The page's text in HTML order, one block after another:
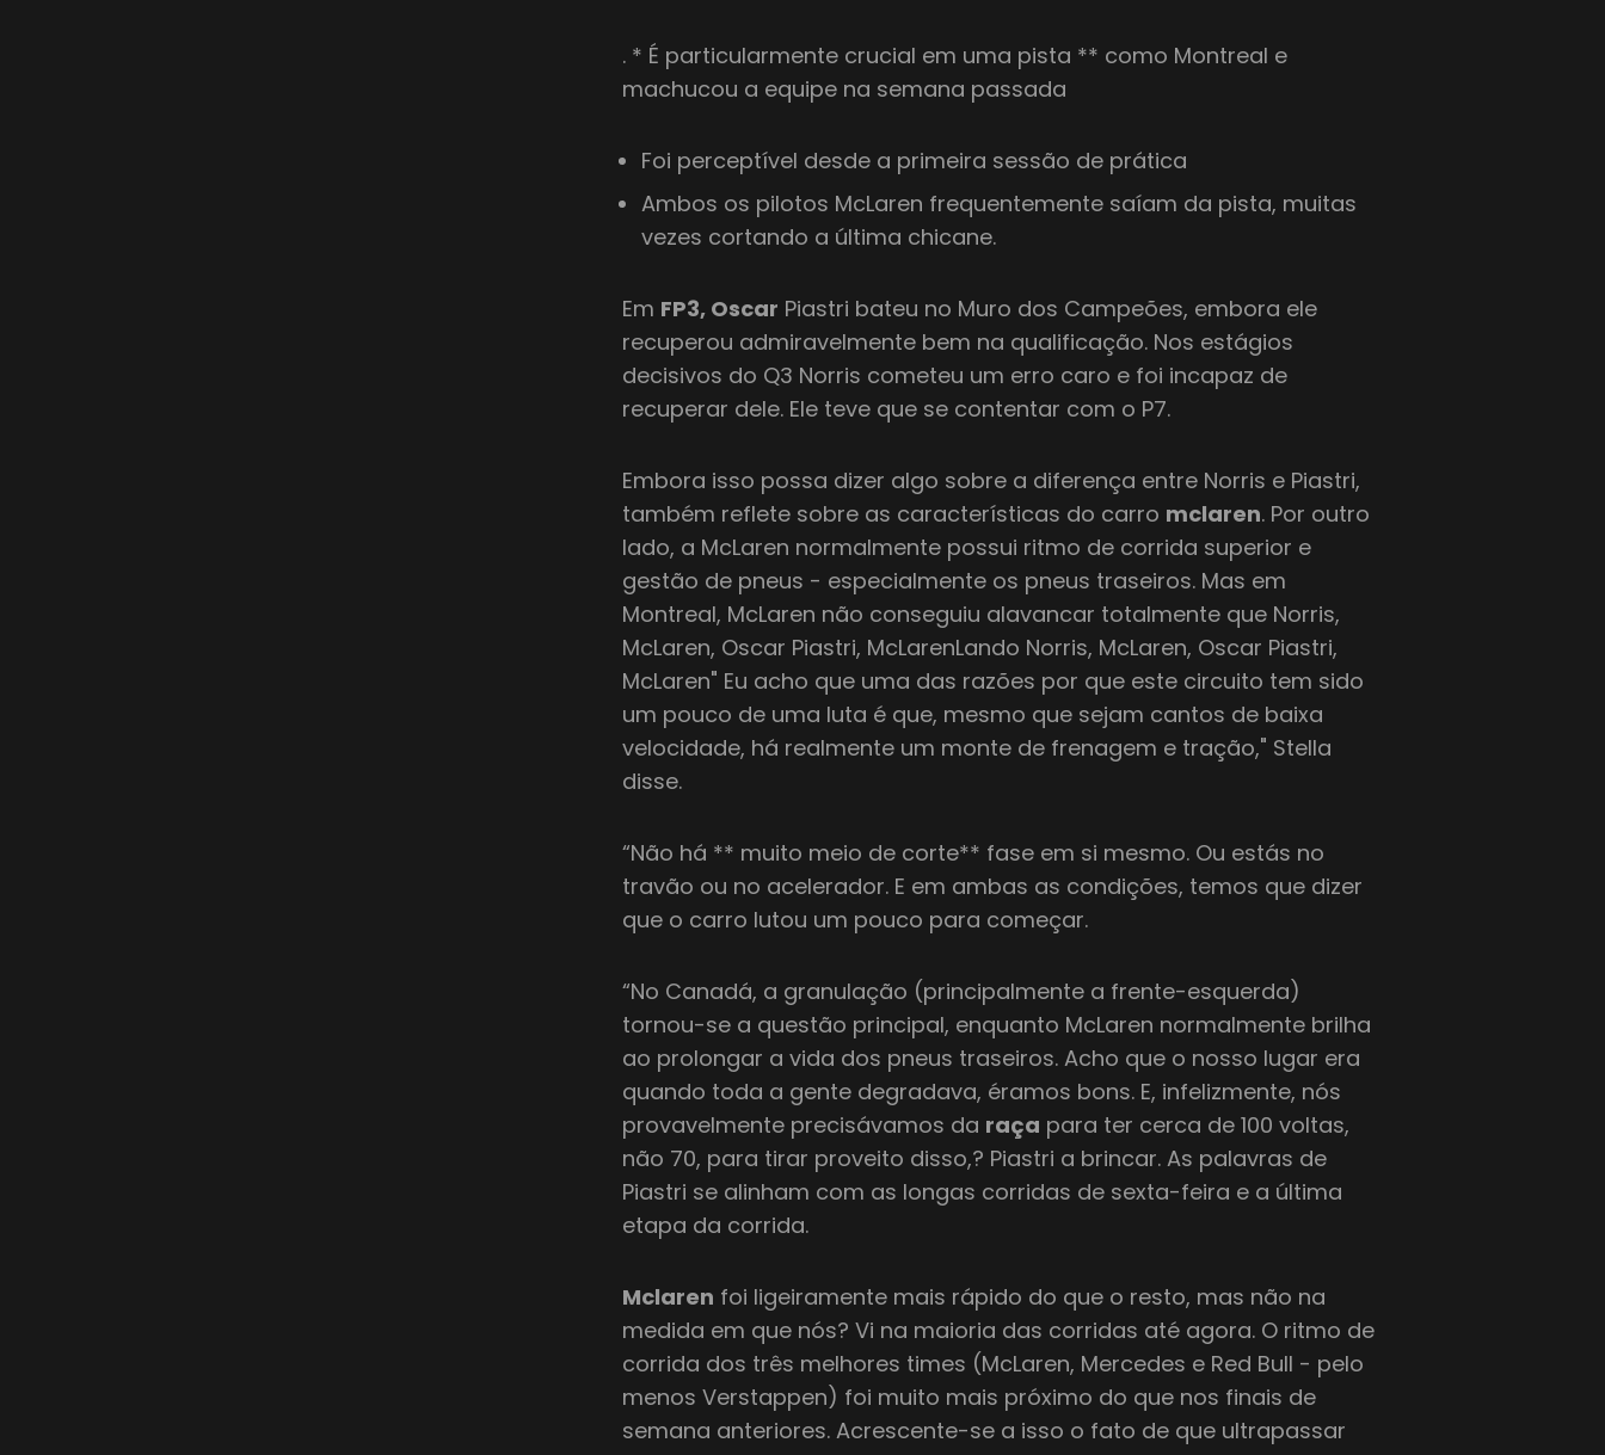
. * É particularmente crucial em uma pista ** como Montreal e
machucou a equipe na semana passada
Foi perceptível desde a primeira sessão de prática
Ambos os pilotos McLaren frequentemente saíam da pista, muitas
vezes cortando a última chicane.
Em FP3, Oscar Piastri bateu no Muro dos Campeões, embora ele
recuperou admiravelmente bem na qualificação. Nos estágios
decisivos do Q3 Norris cometeu um erro caro e foi incapaz de
recuperar dele. Ele teve que se contentar com o P7.
Embora isso possa dizer algo sobre a diferença entre Norris e Piastri,
também reflete sobre as características do carro mclaren. Por outro
lado, a McLaren normalmente possui ritmo de corrida superior e
gestão de pneus - especialmente os pneus traseiros. Mas em
Montreal, McLaren não conseguiu alavancar totalmente que Norris,
McLaren, Oscar Piastri, McLarenLando Norris, McLaren, Oscar Piastri,
McLaren" Eu acho que uma das razões por que este circuito tem sido
um pouco de uma luta é que, mesmo que sejam cantos de baixa
velocidade, há realmente um monte de frenagem e tração," Stella
disse.
“Não há ** muito meio de corte** fase em si mesmo. Ou estás no
travão ou no acelerador. E em ambas as condições, temos que dizer
que o carro lutou um pouco para começar.
“No Canadá, a granulação (principalmente a frente-esquerda)
tornou-se a questão principal, enquanto McLaren normalmente brilha
ao prolongar a vida dos pneus traseiros. Acho que o nosso lugar era
quando toda a gente degradava, éramos bons. E, infelizmente, nós
provavelmente precisávamos da raça para ter cerca de 100 voltas,
não 70, para tirar proveito disso,? Piastri a brincar. As palavras de
Piastri se alinham com as longas corridas de sexta-feira e a última
etapa da corrida.
Mclaren foi ligeiramente mais rápido do que o resto, mas não na
medida em que nós? Vi na maioria das corridas até agora. O ritmo de
corrida dos três melhores times (McLaren, Mercedes e Red Bull - pelo
menos Verstappen) foi muito mais próximo do que nos finais de
semana anteriores. Acrescente-se a isso o fato de que ultrapassar